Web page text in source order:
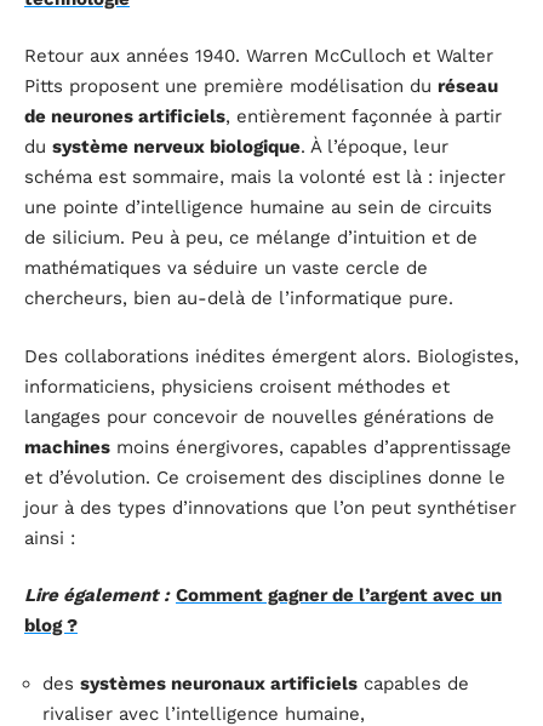
Retour aux années 1940. Warren McCulloch et Walter
Pitts proposent une première modélisation du réseau
de neurones artificiels, entièrement façonnée à partir
du système nerveux biologique. À l’époque, leur
schéma est sommaire, mais la volonté est là : injecter
une pointe d’intelligence humaine au sein de circuits
de silicium. Peu à peu, ce mélange d’intuition et de
mathématiques va séduire un vaste cercle de
chercheurs, bien au-delà de l’informatique pure.
Des collaborations inédites émergent alors. Biologistes,
informaticiens, physiciens croisent méthodes et
langages pour concevoir de nouvelles générations de
machines moins énergivores, capables d’apprentissage
et d’évolution. Ce croisement des disciplines donne le
jour à des types d’innovations que l’on peut synthétiser
ainsi :
Lire également : Comment gagner de l’argent avec un
blog ?
des systèmes neuronaux artificiels capables de
rivaliser avec l’intelligence humaine,